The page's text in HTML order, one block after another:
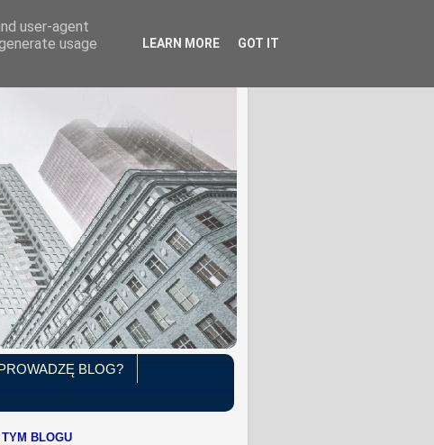
BLOG?
BLOGU
user-agent
usage
LEARN MORE GOT IT